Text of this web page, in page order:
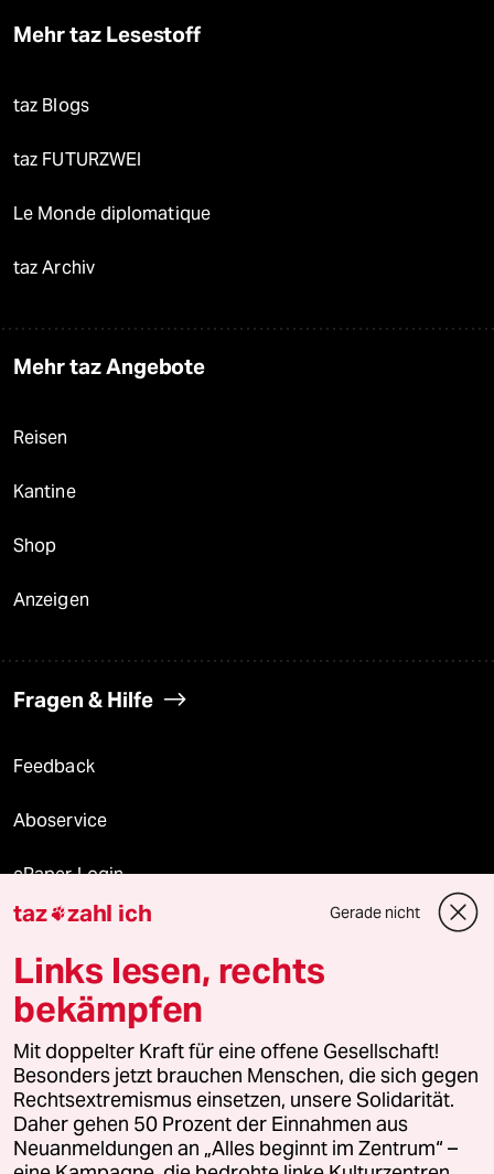
Mehr taz Lesestoff
taz Blogs
taz FUTURZWEI
Le Monde diplomatique
taz Archiv
Mehr taz Angebote
Reisen
Kantine
Shop
Anzeigen
Fragen & Hilfe
Feedback
Aboservice
ePaper Login
Downloads für Abonnierende
© 2026 taz Verlags und Vertriebs GmbH
Alle Rechte vorbehalten. Bei rechtlichen Fragen oder für Genehmigungen
wenden Sie sich bitte an lizenzen@taz.de
Feedback Redaktionsstatut Kommune-Richtlinien
taz zahl ich Gerade nicht
Links lesen, rechts
bekämpfen
Mit doppelter Kraft für eine offene Gesellschaft!
Besonders jetzt brauchen Menschen, die sich gegen
Rechtsextremismus einsetzen, unsere Solidarität.
Daher gehen 50 Prozent der Einnahmen aus
Neuanmeldungen an „Alles beginnt im Zentrum“ –